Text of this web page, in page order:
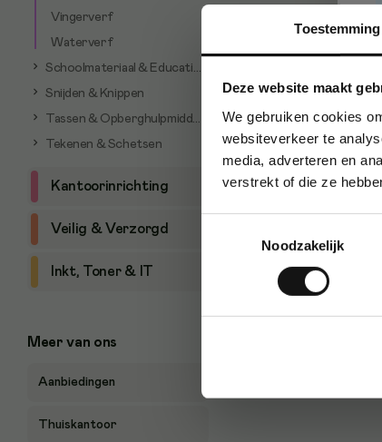
Toestemming
Deze website maakt
We gebruiken cookies
websiteverkeer te
media, adverteren en
verstrekt of die ze
Noodzakelijk
Vingerverf
Waterverf
Schoolmateriaal & Educatieve artikelen
Snijden & Knippen
Tassen & Opberghulpmiddelen
Tekenen & Schetsen
Kantoorinrichting
Veilig & Verzorgd
Inkt, Toner & IT
Meer van ons
Aanbiedingen
Thuiskantoor